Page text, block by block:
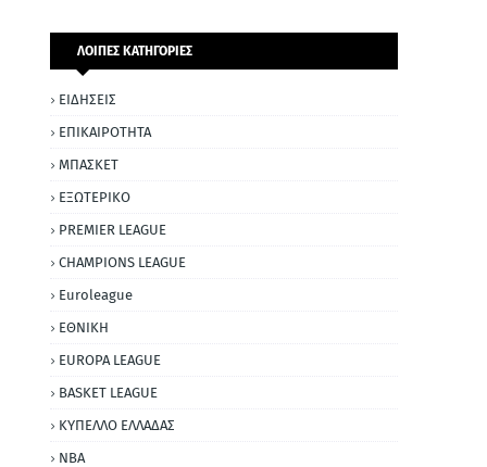
ΛΟΙΠΕΣ ΚΑΤΗΓΟΡΙΕΣ
ΕΙΔΗΣΕΙΣ
ΕΠΙΚΑΙΡΟΤΗΤΑ
ΜΠΑΣΚΕΤ
ΕΞΩΤΕΡΙΚΟ
PREMIER LEAGUE
CHAMPIONS LEAGUE
Euroleague
ΕΘΝΙΚΗ
EUROPA LEAGUE
BASKET LEAGUE
ΚΥΠΕΛΛΟ ΕΛΛΑΔΑΣ
NBA